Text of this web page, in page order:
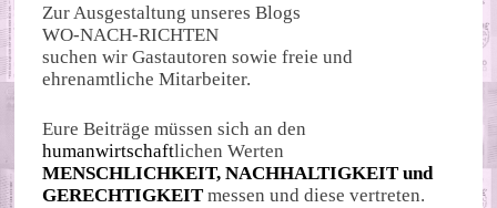
Zur Ausgestaltung unseres Blogs
WO-NACH-RICHTEN
suchen wir Gastautoren sowie freie und
ehrenamtliche Mitarbeiter.
Eure Beiträge müssen sich an den
humanwirtschaftlichen Werten
MENSCHLICHKEIT, NACHHALTIGKEIT und
GERECHTIGKEIT messen und diese vertreten.